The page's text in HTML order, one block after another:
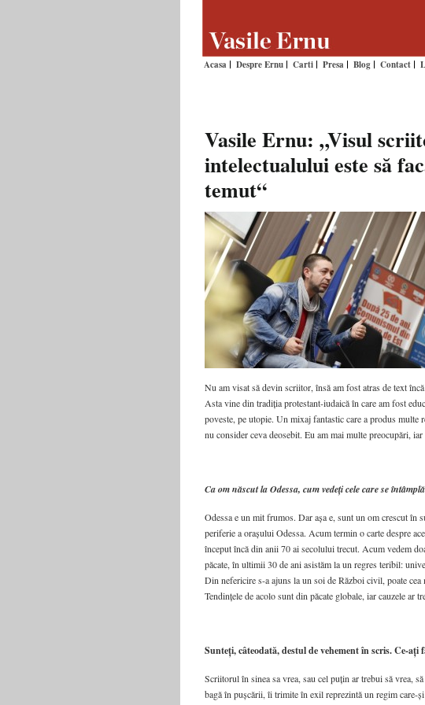
Acasa Despre Ernu Carti Presa Blog Contact
Vasile Ernu: „Visul
intelectualului este să
temut“
Nu am visat să devin scriitor, însă am fost atras de text
Asta vine din tradiția protestant-iudaică în care am fost
poveste, pe utopie. Un mixaj fantastic care a produs multe
nu consider ceva deosebit. Eu am mai multe preocupări,
Ca om născut la Odessa, cum vedeți cele care se
Odessa e un mit frumos. Dar așa e, sunt un om crescut în
periferie a orașului Odessa. Acum termin o carte despre
început încă din anii 70 ai secolului trecut. Acum vedem
păcate, în ultimii 30 de ani asistăm la un regres teribil:
Din nefericire s-a ajuns la un soi de Război civil, poate
Tendințele de acolo sunt din păcate globale, iar cauzele ar
Sunteți, câteodată, destul de vehement în scris. Ce-
Scriitorul în sinea sa vrea, sau cel puțin ar trebui să vrea,
bagă în pușcării, îi trimite în exil reprezintă un regim care-